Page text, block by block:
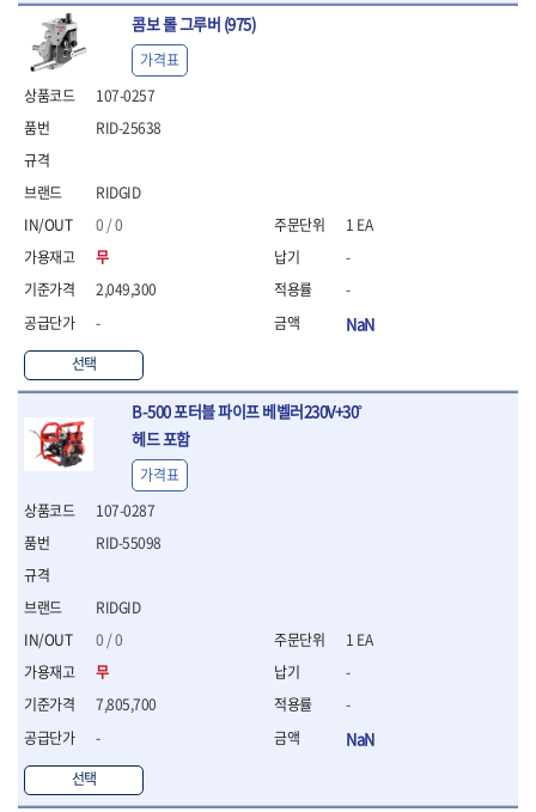
- 임팩엑스트라롱소켓
- 파워렌치
- 드릴척아답타
- 조인트플러그소켓
- 파워렌치
- 클라이밍비트
- 토크아답타
- 비트소켓세트
- 포지비트
- 일자비트
- 임팩포지비트
- 임팩십자비트
- 십자비트
- 임팩별비트소켓
- 임팩XZN비트소켓
- 십자비트소켓
- 일자비트소켓
- XZN비트
- 사각비트
- 토크드라이버
- 포지비트소켓
- 편구스패너
- 플라이어
콤보 롤 그루버 (975)
107-0257
RIDGID
0 / 0
무
2,049,300
-
선택
RID-25638
가격표
1 EA
-
-
NaN
B-500 포터블 파이프 베벨러230V+30˚
헤드 포함
107-0287
RIDGID
0 / 0
무
7,805,700
-
선택
RID-55098
가격표
1 EA
-
-
NaN